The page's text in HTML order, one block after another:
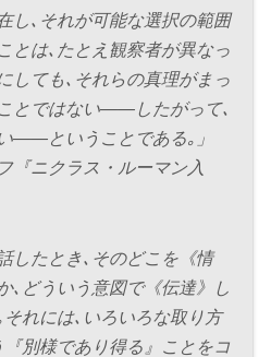
し､それが可能な選択の範囲
とは､たとえ観察者が異なっ
しても､それらの真理がまっ
とではない――したがって､
――ということである｡」
『ニクラス・ルーマン入
したとき､そのどこを《情
､どういう意図で《伝達》し
れには､いろいろな取り方
別様であり得る』ことをコ